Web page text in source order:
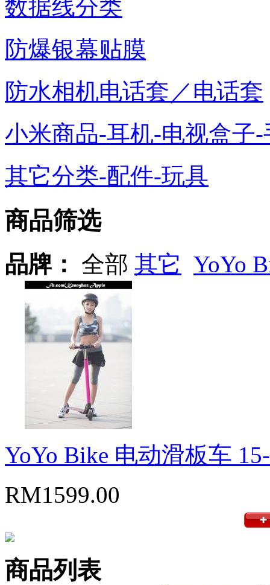
数据线分类
防爆银幕贴膜
防水相机电话套／电话套
小米商品-耳机-电视盒子-
其它分类-配件-玩具
商品筛选
品牌： 全部 其它 YoYo
YoYo Bike 电动滑板车
RM1599.00
商品列表